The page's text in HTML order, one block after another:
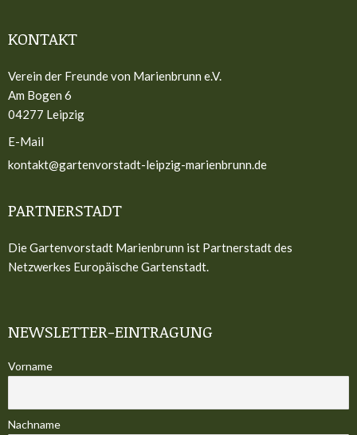
KONTAKT
Verein der Freunde von Marienbrunn e.V.
Am Bogen 6
04277 Leipzig
E-Mail
kontakt@gartenvorstadt-leipzig-marienbrunn.de
PARTNERSTADT
Die Gartenvorstadt Marienbrunn ist Partnerstadt des
Netzwerkes Europäische Gartenstadt.
NEWSLETTER-EINTRAGUNG
Vorname
Nachname